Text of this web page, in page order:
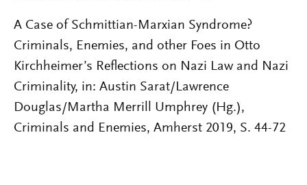
A Case of Schmittian-Marxian Syndrome?
Criminals, Enemies, and other Foes in Otto
Kirchheimer’s Reflections on Nazi Law and Nazi
Criminality, in: Austin Sarat/Lawrence
Douglas/Martha Merrill Umphrey (Hg.),
Criminals and Enemies, Amherst 2019, S. 44-72